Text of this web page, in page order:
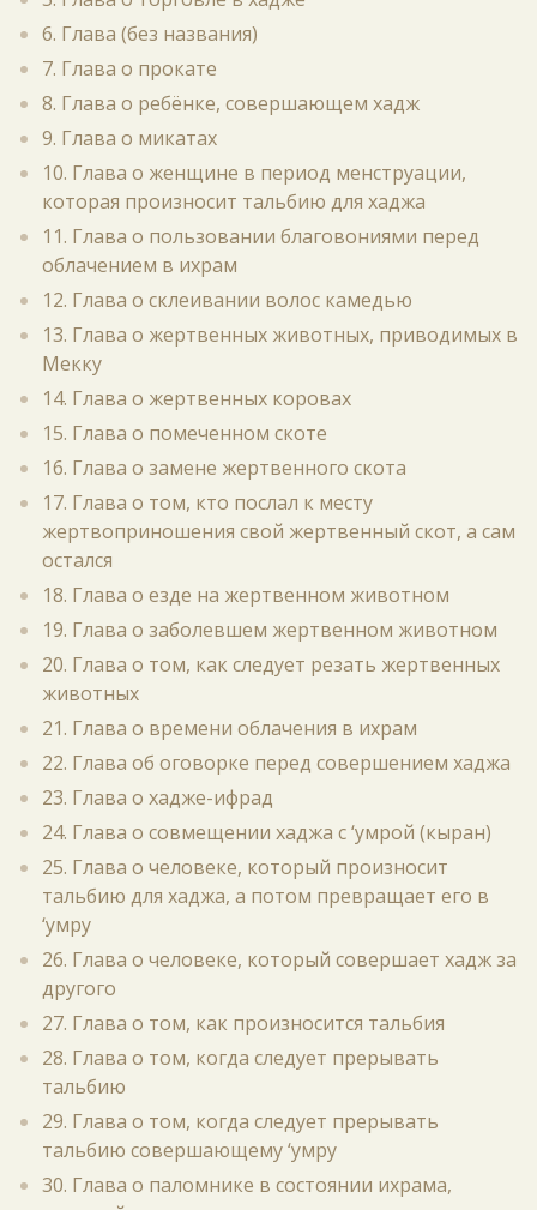
6. Глава (без названия)
7. Глава о прокате
8. Глава о ребёнке, совершающем хадж
9. Глава о микатах
10. Глава о женщине в период менструации,
которая произносит тальбию для хаджа
11. Глава о пользовании благовониями перед
облачением в ихрам
12. Глава о склеивании волос камедью
13. Глава о жертвенных животных, приводимых в
Мекку
14. Глава о жертвенных коровах
15. Глава о помеченном скоте
16. Глава о замене жертвенного скота
17. Глава о том, кто послал к месту
жертвоприношения свой жертвенный скот, а сам
остался
18. Глава о езде на жертвенном животном
19. Глава о заболевшем жертвенном животном
20. Глава о том, как следует резать жертвенных
животных
21. Глава о времени облачения в ихрам
22. Глава об оговорке перед совершением хаджа
23. Глава о хадже-ифрад
24. Глава о совмещении хаджа с ‘умрой (кыран)
25. Глава о человеке, который произносит
тальбию для хаджа, а потом превращает его в
‘умру
26. Глава о человеке, который совершает хадж за
другого
27. Глава о том, как произносится тальбия
28. Глава о том, когда следует прерывать
тальбию
29. Глава о том, когда следует прерывать
тальбию совершающему ‘умру
30. Глава о паломнике в состоянии ихрама,